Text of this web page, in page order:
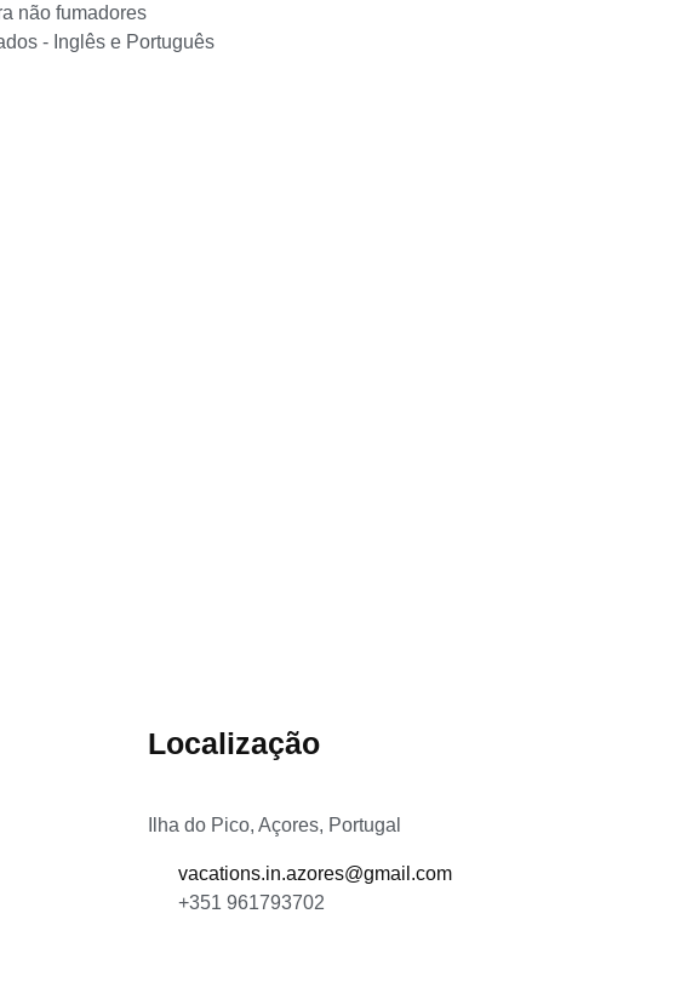
não fumadores
- Inglês e Português
Localização
Ilha do Pico, Açores, Portugal
vacations.in.azores@gmail.com
+351 961793702